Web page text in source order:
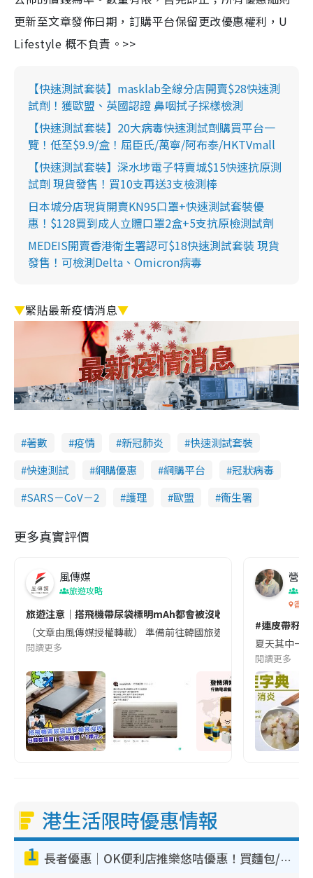
更新至文章發佈日期，訂購平台保留更改優惠權利，U
Lifestyle 概不負責。>>
【快速測試套裝】masklab全線分店開賣$28快速測
試劑！獲歐盟、英國認證 鼻咽拭子採樣檢測
【快速測試套裝】20大病毒快速測試劑購買平台一
覽！低至$9.9/盒！屈臣氏/萬寧/阿布泰/HKTVmall
【快速測試套裝】深水埗電子特賣城$15快速抗原測
試劑 現貨發售！買10支再送3支檢測棒
日本城分店現貨開賣KN95口罩+快速測試套裝優
惠！$128買到成人立體口罩2盒+5支抗原檢測試劑
MEDEIS開賣香港衛生署認可$18快速測試套裝 現貨
發售！可檢測Delta、Omicron病毒
▼緊貼最新疫情消息▼
著數 疫情 新冠肺炎
快速測試套裝
快速測試
網購優惠 網購平台
冠狀病毒
SARS－CoV－2
護理 歐盟 衞生署
更多真實評價
風傳媒
旅遊攻略
旅遊注意｜搭飛機帶尿袋標明mAh都會被沒收😱出發前切記檢查
（文章由風傳媒授權轉載） 準備前往韓國旅遊的民眾，近期要
閱讀更多
營養
香港
#連皮帶籽
夏天其中一
閱讀更多
港生活限時優惠情報
1 長者優惠｜OK便利店推樂悠咭優惠！買麵包/牛奶/保健品拍卡即減